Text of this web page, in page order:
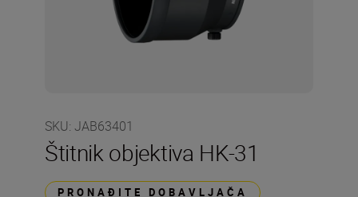
SKU: JAB63401
Štitnik objektiva HK-31
PRONAĐITE DOBAVLJAČA